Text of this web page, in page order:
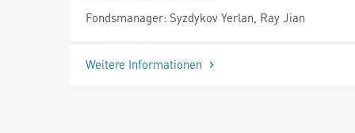
Fondsmanager: Syzdykov Yerlan, Ray Jian
Weitere Informationen